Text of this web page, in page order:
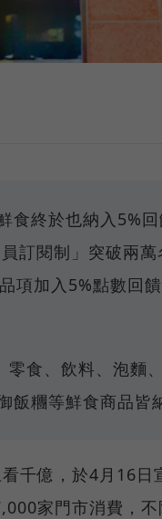
食終於也納入5%
訂閱制」突破兩
項加入5%點數回
零食、飲料、泡麵
飯糰等鮮食商品皆
千億，於4月16
家門市消費，